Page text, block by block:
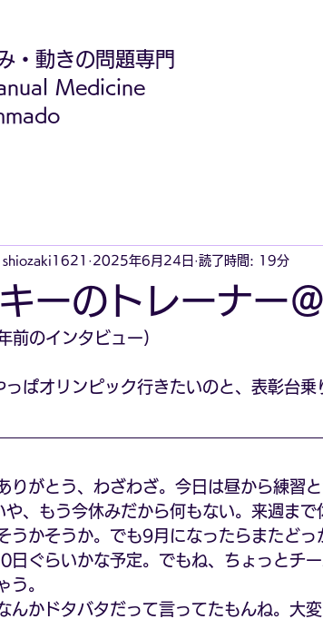
・動きの問題専門
Medicine
ーのトレーナー
shiozaki1621 2025年6月24日 読了時間: 19分
前のインタビュー)
っぱオリンピック行きたいのと、表彰台乗
りがとう、わざわざ。今日は昼から練習と
や、もう今休みだから何もない。来週まで
うかそうか。でも9月になったらまたどっ
日ぐらいかな予定。でもね、ちょっとチ
う。
んかドタバタだって言ってたもんね。大